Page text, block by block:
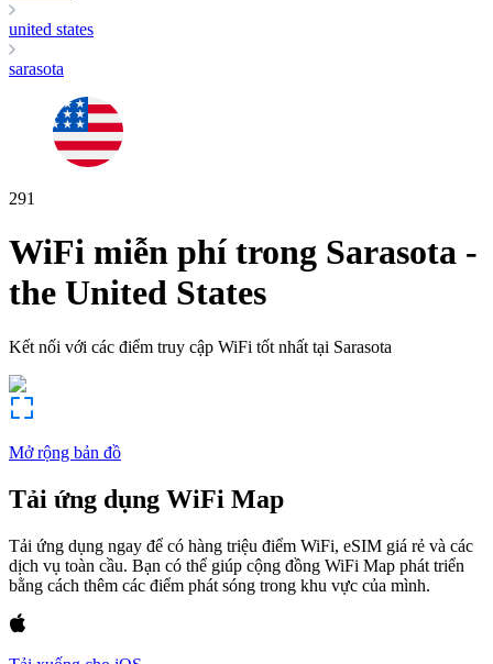
united states
sarasota
291
WiFi miễn phí trong Sarasota -
the United States
Kết nối với các điểm truy cập WiFi tốt nhất tại Sarasota
Mở rộng bản đồ
Tải ứng dụng WiFi Map
Tải ứng dụng ngay để có hàng triệu điểm WiFi, eSIM giá rẻ và các
dịch vụ toàn cầu. Bạn có thể giúp cộng đồng WiFi Map phát triển
bằng cách thêm các điểm phát sóng trong khu vực của mình.